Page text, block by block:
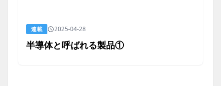
連載 2025-04-28
半導体と呼ばれる製品①